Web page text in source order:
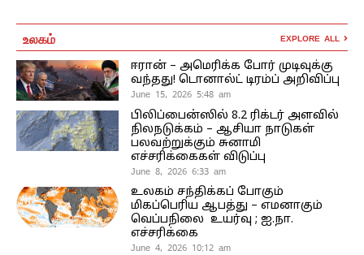
உலகம் EXPLORE ALL
ஈரான் – அமெரிக்க போர் முடிவுக்கு
வந்தது! டொனால்ட் டிரம்ப் அறிவிப்பு
June 15, 2026 5:48 am
பிலிப்பைன்ஸில் 8.2 ரிக்டர் அளவில்
நிலநடுக்கம் – ஆசியா நாடுகள்
பலவற்றுக்கும் சுனாமி
எச்சரிக்கைகள் விடுப்பு
June 8, 2026 6:33 am
உலகம் சந்திக்கப் போகும்
மிகப்பெரிய ஆபத்து – எமனாகும்
வெப்பநிலை உயர்வு ; ஐ.நா.
எச்சரிக்கை
June 4, 2026 10:12 am